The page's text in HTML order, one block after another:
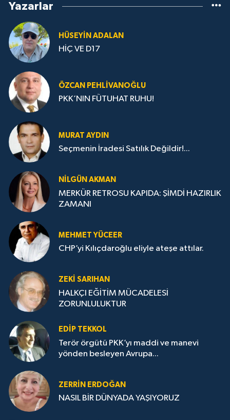
Yazarlar
HÜSEYIN ADALAN
HİÇ VE D17
ÖZCAN PEHLIVANOĞLU
PKK’NIN FÜTUHAT RUHU!
MURAT AYDIN
Seçmenin İradesi Satılık Değildir!...
NILGÜN AKMAN
MERKÜR RETROSU KAPIDA: ŞİMDİ HAZIRLIK
ZAMANI
MEHMET YÜCEER
CHP’yi Kılıçdaroğlu eliyle ateşe attılar.
ZEKI SARIHAN
HALKÇI EĞİTİM MÜCADELESİ
ZORUNLULUKTUR
EDIP TEKKOL
Terör örgütü PKK’yı maddi ve manevi
yönden besleyen Avrupa...
ZERRIN ERDOĞAN
NASIL BİR DÜNYADA YAŞIYORUZ